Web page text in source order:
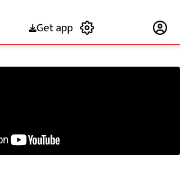
Get app